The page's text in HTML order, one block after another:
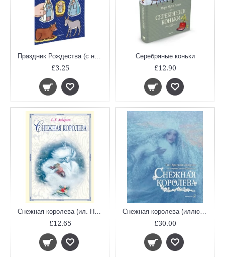
Праздник Рождества (с наклейками. Раннее развитие малыша)
£3.25
Серебряные коньки
£12.90
Снежная королева (ил. Н. Гольц)
£12.65
Снежная королева (иллюстрации Кристиана Бирмингема)
£30.00